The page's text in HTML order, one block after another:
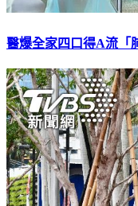
醫爆全家四口得A流